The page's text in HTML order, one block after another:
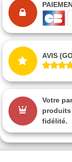
AVIS
Votre
fidélité.